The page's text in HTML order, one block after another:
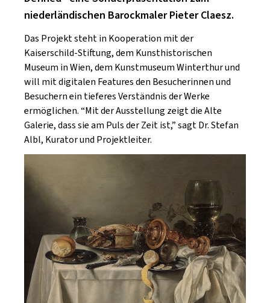
CAFÉ WOLF
POSTGARAGE
KUNSTGARTEN
KRISTALLWERK
GOLD & PECH THEATER
SINGER-SONGWRITER
VOLKSMUSIK
KULTURLAND STEIERMARK
niederländischen Barockmaler Pieter Claesz.
Das Projekt steht in Kooperation mit der
Kaiserschild-Stiftung, dem Kunsthistorischen
Museum in Wien, dem Kunstmuseum Winterthur und
will mit digitalen Features den Besucherinnen und
Besuchern ein tieferes Verständnis der Werke
ermöglichen. “Mit der Ausstellung zeigt die Alte
Galerie, dass sie am Puls der Zeit ist,” sagt Dr. Stefan
Albl, Kurator und Projektleiter.